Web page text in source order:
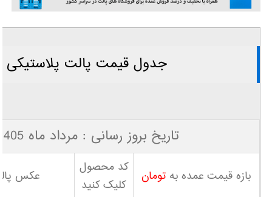
جدول قیمت پالت پلاستیکی
تاریخ بروز رسانی : مرداد ماه 1405
بازه قیمت عمده به تومان
کد محصول
کلیک کنید
عکس